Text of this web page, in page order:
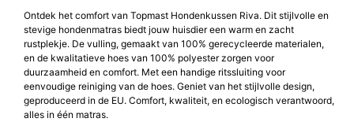
Ontdek het comfort van Topmast Hondenkussen Riva. Dit stijlvolle en
stevige hondenmatras biedt jouw huisdier een warm en zacht
rustplekje. De vulling, gemaakt van 100% gerecycleerde materialen,
en de kwalitatieve hoes van 100% polyester zorgen voor
duurzaamheid en comfort. Met een handige ritssluiting voor
eenvoudige reiniging van de hoes. Geniet van het stijlvolle design,
geproduceerd in de EU. Comfort, kwaliteit, en ecologisch verantwoord,
alles in één matras.